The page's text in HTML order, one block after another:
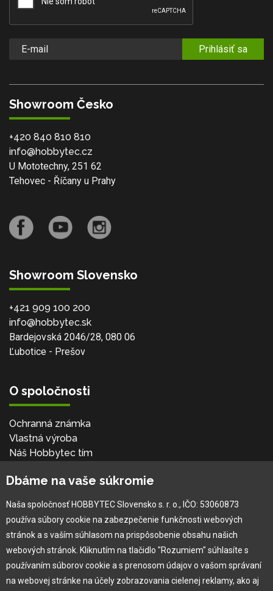
Prihlásiť sa
Showroom Česko
+420 840 810 810
info@hobbytec.cz
U Mototechny, 251 62
Tehovec - Říčany u Prahy
Showroom Slovensko
+421 909 100 200
info@hobbytec.sk
Bardejovská 2046/28, 080 06
Ľubotice - Prešov
O spoločnosti
Ochranná známka
Vlastná výroba
Náš Hobbytec tím
Naša história
Pre zákazníka
Garancia najlepšej ceny
Užívateľský manuál
Dbáme na vaše súkromie
Naša spoločnosť HOBBYTEC Slovensko s. r. o., IČO: 53060873
používa súbory cookie na zabezpečenie funkčnosti webových
stránok a s vaším súhlasom na prispôsobenie obsahu našich
webových stránok. Kliknutím na tlačidlo "Rozumiem" súhlasíte s
používaním súborov cookie a s prenosom údajov o vašom správaní
na webovej stránke na účely zobrazovania cielenej reklamy, ako aj